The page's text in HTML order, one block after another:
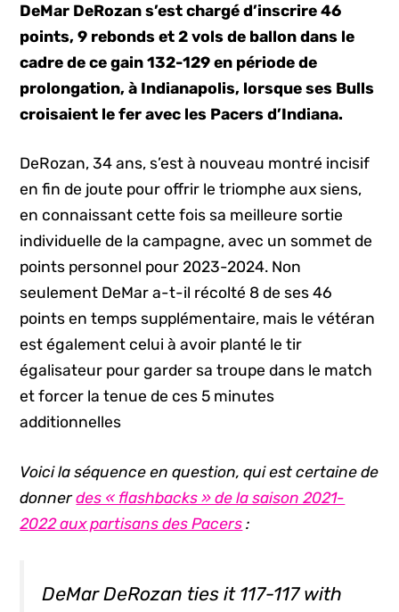
DeMar DeRozan s’est chargé d’inscrire 46
points, 9 rebonds et 2 vols de ballon dans le
cadre de ce gain 132-129 en période de
prolongation, à Indianapolis, lorsque ses Bulls
croisaient le fer avec les Pacers d’Indiana.
DeRozan, 34 ans, s’est à nouveau montré incisif
en fin de joute pour offrir le triomphe aux siens,
en connaissant cette fois sa meilleure sortie
individuelle de la campagne, avec un sommet de
points personnel pour 2023-2024. Non
seulement DeMar a-t-il récolté 8 de ses 46
points en temps supplémentaire, mais le vétéran
est également celui à avoir planté le tir
égalisateur pour garder sa troupe dans le match
et forcer la tenue de ces 5 minutes
additionnelles
Voici la séquence en question, qui est certaine de
donnerdes « flashbacks » de la saison 2021-
2022 aux partisans des Pacers :
DeMar DeRozan ties it 117-117 with